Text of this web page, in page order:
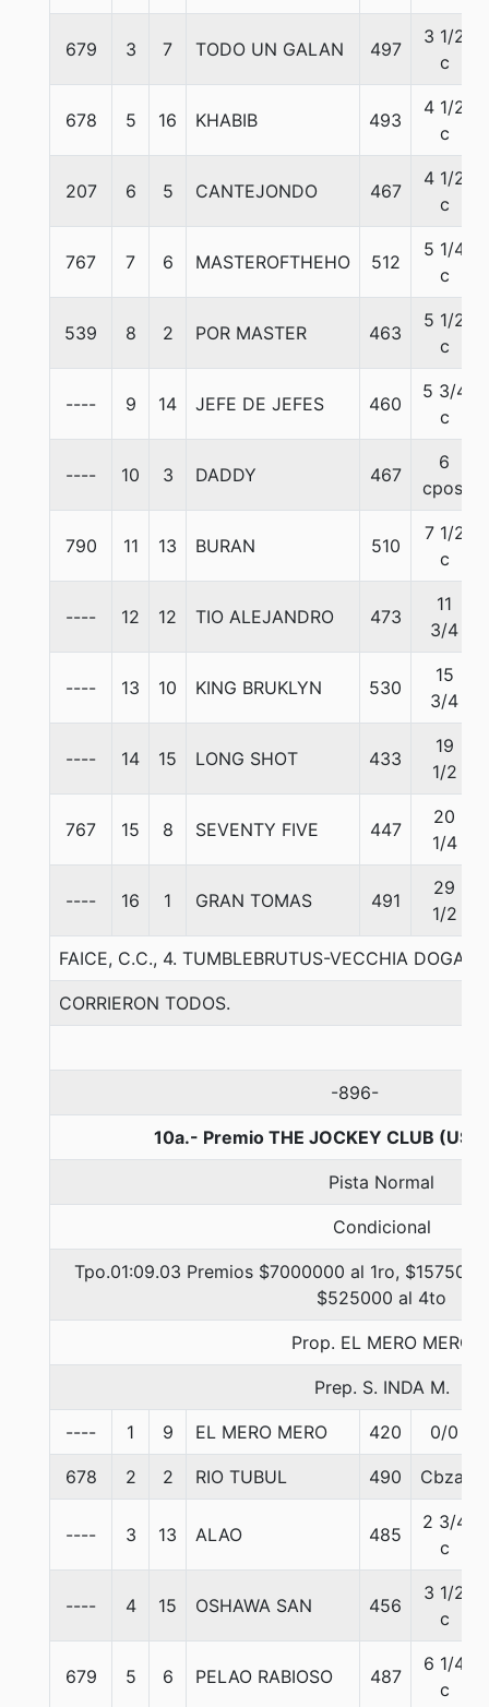
679 3 7 TODO UN GALAN 497
3 1/2
c
678 5 16 KHABIB 493
4 1/2
c
207 6 5 CANTEJONDO 467
4 1/2
c
767 7 6 MASTEROFTHEHO 512
5 1/4
c
539 8 2 POR MASTER 463
5 1/2
c
---- 9 14 JEFE DE JEFES 460
5 3/4
c
---- 10 3 DADDY 467
6
cpos.
790 11 13 BURAN 510
7 1/2
c
---- 12 12 TIO ALEJANDRO 473
11
3/4
---- 13 10 KING BRUKLYN 530
15
3/4
---- 14 15 LONG SHOT 433
19
1/2
767 15 8 SEVENTY FIVE 447
20
1/4
---- 16 1 GRAN TOMAS 491
29
1/2
FAICE, C.C., 4. TUMBLEBRUTUS-VECCHIA
CORRIERON TODOS.
-896-
10a.- Premio THE JOCKEY CLUB
Pista Normal
Condicional
Tpo.01:09.03 Premios $7000000 al 1ro,
$525000 al 4to
Prop. EL MERO MERO
Prep. S. INDA M.
---- 1 9 EL MERO MERO 420 0/0
678 2 2 RIO TUBUL 490 Cbza.
---- 3 13 ALAO 485
2 3/4
c
---- 4 15 OSHAWA SAN 456
3 1/2
c
679 5 6 PELAO RABIOSO 487
6 1/4
c